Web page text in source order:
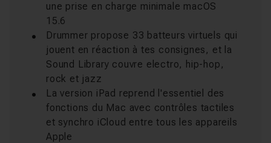
une prise en charge minimale macOS
15.6
Drummer propose 33 batteurs virtuels qui
jouent en réaction à tes consignes, et la
Sound Library couvre electro, hip-hop,
rock et jazz
La version iPad reprend l'essentiel des
fonctions du Mac avec contrôles tactiles
et synchro iCloud entre tous les appareils
Apple